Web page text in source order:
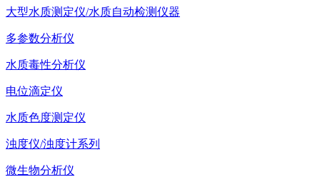
大型水质测定仪/水质自动检测仪器
多参数分析仪
水质毒性分析仪
电位滴定仪
水质色度测定仪
浊度仪/浊度计系列
微生物分析仪